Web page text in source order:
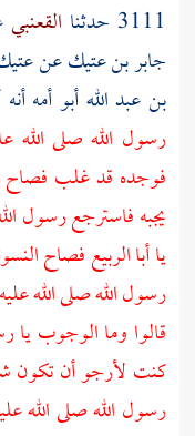
3111 حدثنا
القعنبي
جابر بن عتيكعن
بن عبد اللهأبو أمه
رسول الله صلى الله
فوجده قد غلب فصاح
يجبه فاسترجع رسول
ياأبا الربيعفصاح
رسول الله صلى الله
قالوا وما الوجوب يا
كنت لأرجو أن تكون
رسول الله صلى الله